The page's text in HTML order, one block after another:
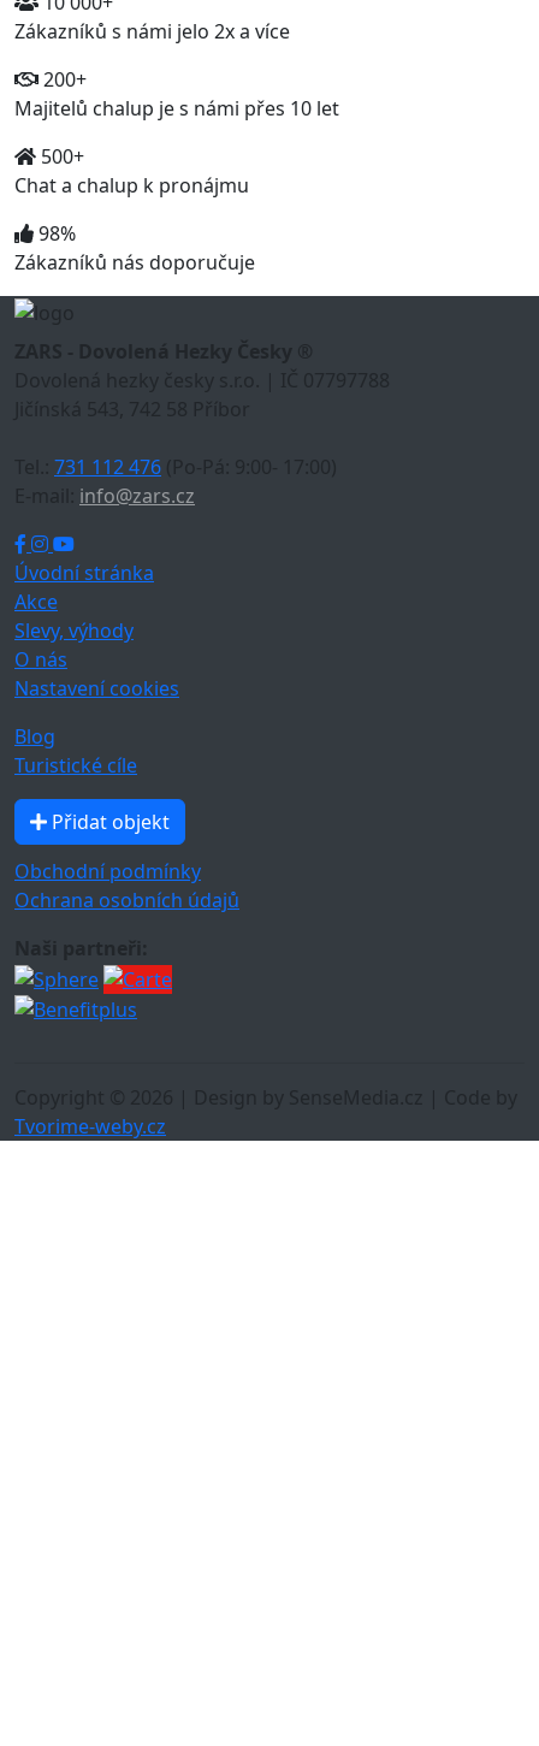
Zákazníků s námi jelo 2x a více
200+
Majitelů chalup je s námi přes 10 let
500+
Chat a chalup k pronájmu
98%
Zákazníků nás doporučuje
ZARS - Dovolená Hezky Česky ®
Dovolená hezky česky s.r.o. | IČ 07797788
Jičínská 543, 742 58 Příbor
Tel.: 731 112 476 (Po-Pá: 9:00- 17:00)
E-mail: info@zars.cz
Úvodní stránka
Akce
Slevy, výhody
O nás
Nastavení cookies
Blog
Turistické cíle
Přidat objekt
Obchodní podmínky
Ochrana osobních údajů
Naši partneři:
Copyright © 2026 | Design by SenseMedia.cz | Code by
Tvorime-weby.cz